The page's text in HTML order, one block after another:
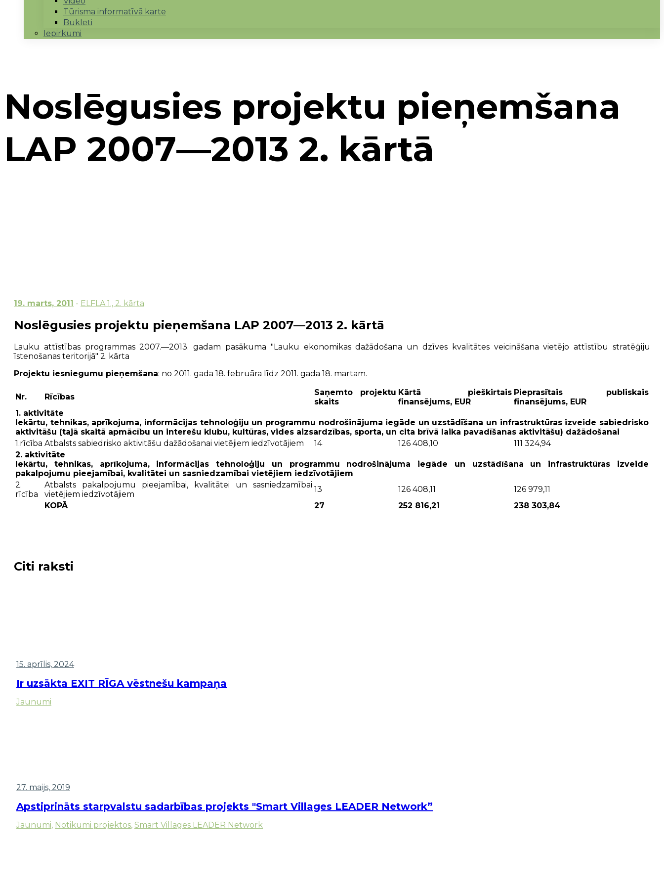
Tūrisma informatīvā karte
Bukleti
Iepirkumi
Noslēgusies projektu pieņemšana
LAP 2007—2013 2. kārtā
19. marts, 2011 - ELFLA 1., 2. kārta
Noslēgusies projektu pieņemšana LAP 2007—2013 2. kārtā
Lauku attīstības programmas 2007.—2013. gadam pasākuma "Lauku ekonomikas dažādošana un dzīves kvalitātes veicināšana vietējo attīstību stratēģiju
īstenošanas teritorijā" 2. kārta
Projektu iesniegumu pieņemšana: no 2011. gada 18. februāra līdz 2011. gada 18. martam.
Nr. Rīcības
Saņemto projektu
skaits
Kārtā pieškirtais
finansējums, EUR
Pieprasītais publiskais
finansējums, EUR
1. aktivitāte
Iekārtu, tehnikas, aprīkojuma, informācijas tehnoloģiju un programmu nodrošinājuma iegāde un uzstādīšana un infrastruktūras izveide sabiedrisko
aktivitāšu (tajā skaitā apmācību un interešu klubu, kultūras, vides aizsardzības, sporta, un cita brīvā laika pavadīšanas aktivitāšu) dažādošanai
1.rīcība Atbalsts sabiedrisko aktivitāšu dažādošanai vietējiem iedzīvotājiem 14 126 408,10
111 324,94
2. aktivitāte
Iekārtu, tehnikas, aprīkojuma, informācijas tehnoloģiju un programmu nodrošinājuma iegāde un uzstādīšana un infrastruktūras izveide
pakalpojumu pieejamībai, kvalitātei un sasniedzamībai vietējiem iedzīvotājiem
2.
rīcība
Atbalsts pakalpojumu pieejamībai, kvalitātei un sasniedzamībai
vietējiem iedzīvotājiem
13 126 408,11
126 979,11
KOPĀ
27 252 816,21 238 303,84
Citi raksti
15. aprīlis, 2024
Ir uzsākta EXIT RĪGA vēstnešu kampaņa
Jaunumi
27. maijs, 2019
Apstiprināts starpvalstu sadarbības projekts "Smart Villages LEADER Network”
Jaunumi, Notikumi projektos, Smart Villages LEADER Network